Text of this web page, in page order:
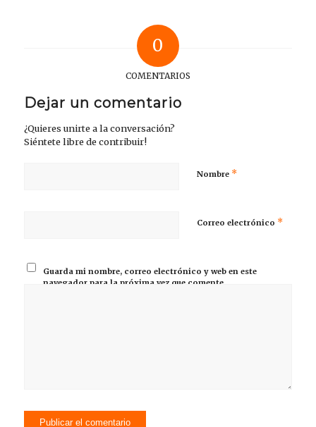
0
COMENTARIOS
Dejar un comentario
¿Quieres unirte a la conversación?
Siéntete libre de contribuir!
Nombre *
Correo electrónico *
Guarda mi nombre, correo electrónico y web en este
navegador para la próxima vez que comente.